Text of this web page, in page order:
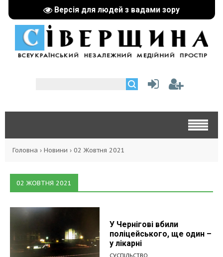
Версія для людей з вадами зору
Головна › Новини › 02 Жовтня 2021
02 ЖОВТНЯ 2021
У Чернігові вбили
поліцейського, ще один –
у лікарні
СУСПІЛЬСТВО